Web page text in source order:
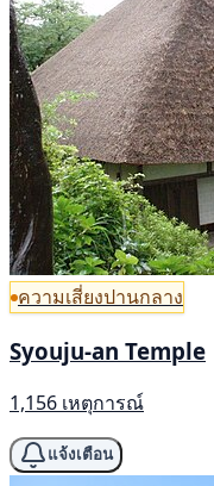
ความเสี่ยงปานกลาง
Syouju-an Temple
1,156 เหตุการณ์
แจ้งเตือน